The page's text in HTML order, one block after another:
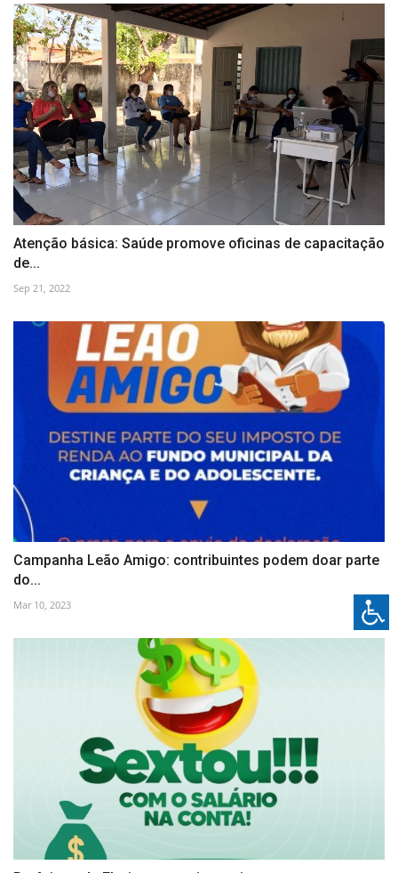
Atenção básica: Saúde promove oficinas de capacitação
de...
Sep 21, 2022
Campanha Leão Amigo: contribuintes podem doar parte
do...
Mar 10, 2023